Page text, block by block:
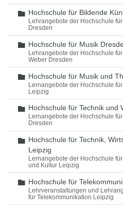
Ordner
Hochschule für Bildende
Lehrangebote der Hochschule
Dresden
Ordner
Hochschule für Musik
Lehrangebote der Hochschule
Weber Dresden
Ordner
Hochschule für Musik und
Lernangebote der Hochschule
Leipzig
Ordner
Hochschule für Technik und
Lernangebote der Hochschule
Dresden
Ordner
Hochschule für Technik,
Leipzig
Lernangebote der Hochschule
und Kultur Leipzig
Ordner
Hochschule für
Lehrveranstaltungen und
für Telekommunikation Leipzig